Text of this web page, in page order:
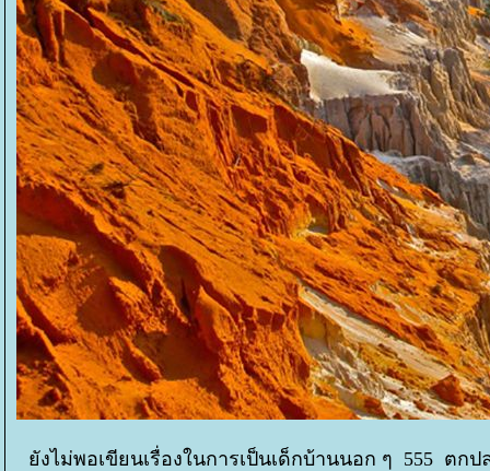
งไม่พอเขียนเรื่องในการเป็นเด็กบ้านนอก ๆ 555 ตกป